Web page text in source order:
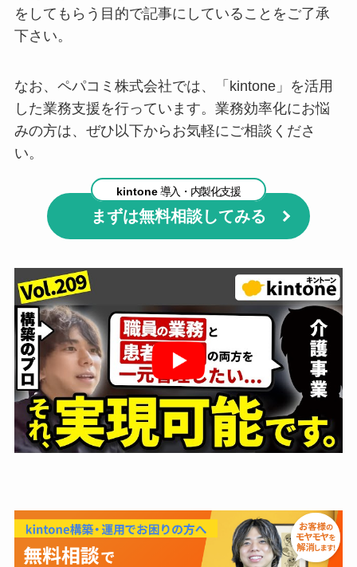
をしてもらう目的で記事にしていることをご了承
下さい。
なお、ペパコミ株式会社では、「kintone」を活用
した業務支援を行っています。業務効率化にお悩
みの方は、ぜひ以下からお気軽にご相談くださ
い。
kintone導入・内製化支援
まずは無料相談してみる